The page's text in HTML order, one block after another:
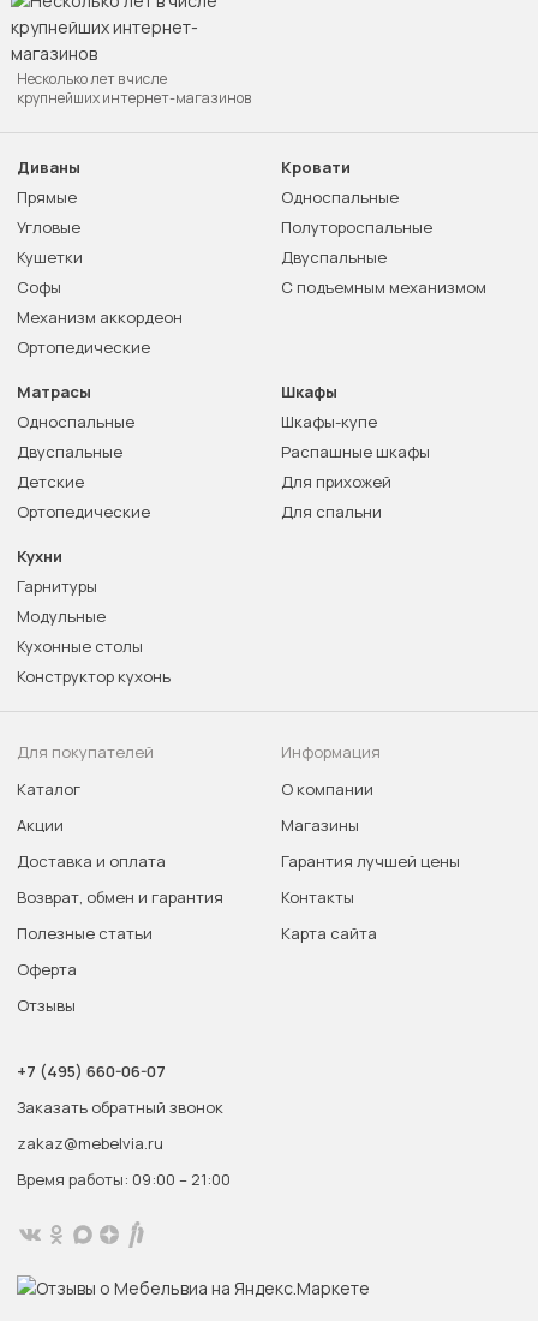
Несколько лет в числе
крупнейших интернет-магазинов
Диваны
Прямые
Угловые
Кушетки
Софы
Механизм аккордеон
Ортопедические
Кровати
Односпальные
Полутороспальные
Двуспальные
С подъемным механизмом
Матрасы
Односпальные
Двуспальные
Детские
Ортопедические
Шкафы
Шкафы-купе
Распашные шкафы
Для прихожей
Для спальни
Кухни
Гарнитуры
Модульные
Кухонные столы
Конструктор кухонь
Для покупателей
Каталог
Акции
Доставка и оплата
Возврат, обмен и гарантия
Полезные статьи
Оферта
Отзывы
Информация
О компании
Магазины
Гарантия лучшей цены
Контакты
Карта сайта
+7 (495) 660-06-07
Заказать обратный звонок
zakaz@mebelvia.ru
Время работы: 09:00 – 21:00